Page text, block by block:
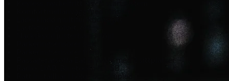
Parkeringsensorer fram
Passagerarsoffa Eat & Work med 2 sittplatser
Ratt inställbar i höjd- och djupled